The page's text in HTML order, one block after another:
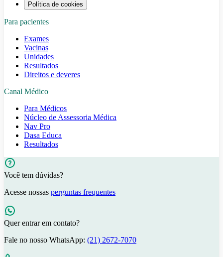
Política de cookies
Para pacientes
Exames
Vacinas
Unidades
Resultados
Direitos e deveres
Canal Médico
Para Médicos
Núcleo de Assessoria Médica
Nav Pro
Dasa Educa
Resultados
Você tem dúvidas?
Acesse nossas perguntas frequentes
Quer entrar em contato?
Fale no nosso WhatsApp: (21) 2672-7070